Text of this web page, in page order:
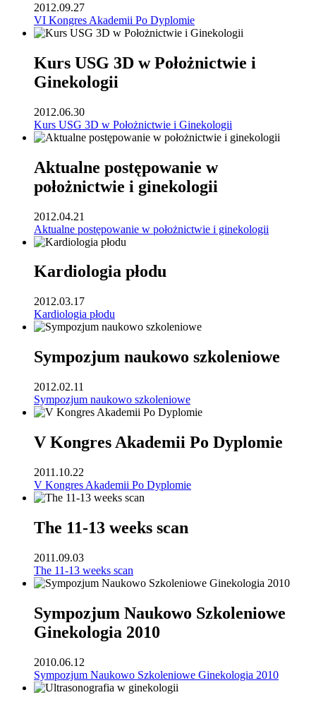
2012.09.27
VI Kongres Akademii Po Dyplomie
Kurs USG 3D w Położnictwie i
Ginekologii
2012.06.30
Kurs USG 3D w Położnictwie i Ginekologii
Aktualne postępowanie w
położnictwie i ginekologii
2012.04.21
Aktualne postępowanie w położnictwie i ginekologii
Kardiologia płodu
2012.03.17
Kardiologia płodu
Sympozjum naukowo szkoleniowe
2012.02.11
Sympozjum naukowo szkoleniowe
V Kongres Akademii Po Dyplomie
2011.10.22
V Kongres Akademii Po Dyplomie
The 11-13 weeks scan
2011.09.03
The 11-13 weeks scan
Sympozjum Naukowo Szkoleniowe
Ginekologia 2010
2010.06.12
Sympozjum Naukowo Szkoleniowe Ginekologia 2010